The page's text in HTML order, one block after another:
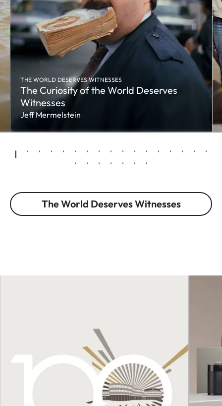
THE WORLD DESERVES WITNESSES
The Curiosity of the World Deserves
Witnesses
Jeff Mermelstein
The World Deserves Witnesses